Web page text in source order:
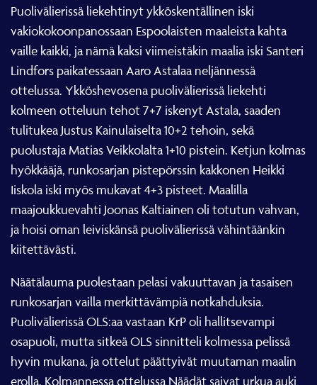
Puolivälierissä liekehtinyt ykköskentällinen iski
vakiokokoonpanossaan Espoolaisten maaleista kahta
vaille kaikki, ja nämä kaksi viimeistäkin maalia iski Santeri
Lindfors paikatessaan Aaro Astalaa neljännessä
ottelussa. Ykköshevosena puolivälierissä liekehti
kolmeen otteluun tehot 7+7 iskenyt Astala, saaden
tulitukea Justus Kainulaiselta 10+2 tehoin, sekä
puolustaja Matias Veikkolalta 1+10 pistein. Ketjun kolmas
hyökkääjä, runkosarjan pistepörssin kakkonen Heikki
Iiskola iski myös mukavat 4+3 pisteet. Maalilla
maajoukkuevahti Joonas Kaltiainen oli totutun vahvan,
ja hoisi oman leiviskänsä puolivälierissä vähintäänkin
kiitettävästi.
Näätälauma puolestaan pelasi vakuuttavan ja tasaisen
runkosarjan vailla merkittävämpiä notkahduksia.
Puolivälierissä OLS:aa vastaan KrP oli hallitsevampi
osapuoli, mutta sitkeä OLS sinnitteli kolmessa pelissä
hyvin mukana, ja ottelut päättyivät muutaman maalin
erolla. Kolmannessa ottelussa Näädät saivat urkua auki